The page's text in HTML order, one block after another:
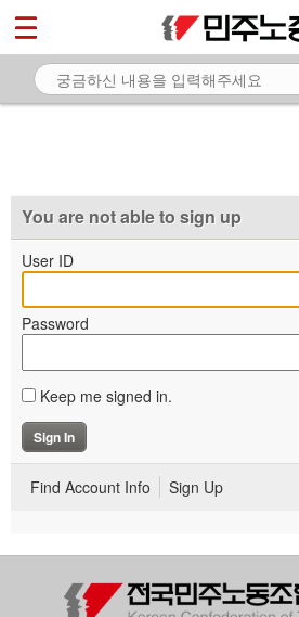
You are not able to sign up
User ID
Password
Keep me signed in.
Find Account Info Sign Up
마이페이지
소개
자료
부설기관